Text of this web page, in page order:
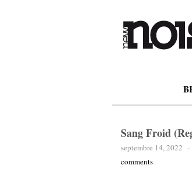
Sang Froid
septembre 14, 2022 -
comments